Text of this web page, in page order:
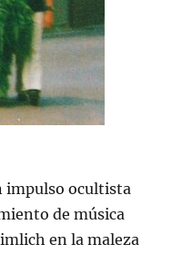
impulso ocultista
de música
en la maleza